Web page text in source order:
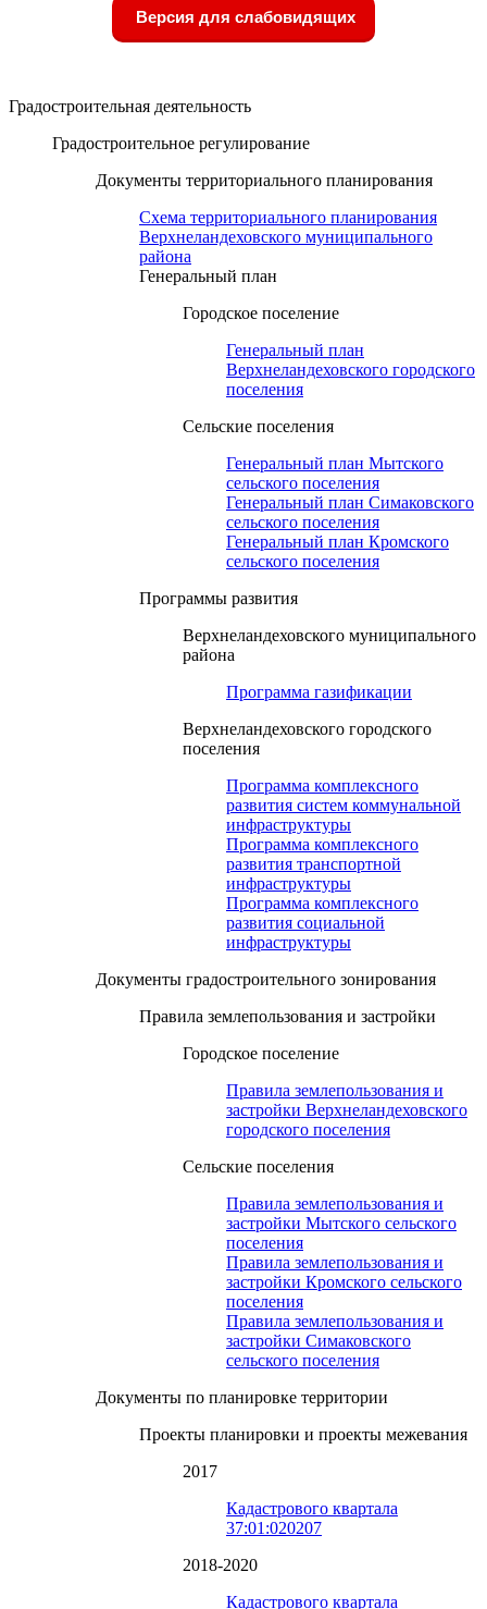
Версия для слабовидящих
Градостроительная деятельность
Градостроительное регулирование
Документы территориального планирования
Схема территориального планирования
Верхнеландеховского муниципального
района
Генеральный план
Городское поселение
Генеральный план
Верхнеландеховского городского
поселения
Сельские поселения
Генеральный план Мытского
сельского поселения
Генеральный план Симаковского
сельского поселения
Генеральный план Кромского
сельского поселения
Программы развития
Верхнеландеховского муниципального
района
Программа газификации
Верхнеландеховского городского
поселения
Программа комплексного
развития систем коммунальной
инфраструктуры
Программа комплексного
развития транспортной
инфраструктуры
Программа комплексного
развития социальной
инфраструктуры
Документы градостроительного зонирования
Правила землепользования и застройки
Городское поселение
Правила землепользования и
застройки Верхнеландеховского
городского поселения
Сельские поселения
Правила землепользования и
застройки Мытского сельского
поселения
Правила землепользования и
застройки Кромского сельского
поселения
Правила землепользования и
застройки Симаковского
сельского поселения
Документы по планировке территории
Проекты планировки и проекты межевания
2017
Кадастрового квартала
37:01:020207
2018-2020
Кадастрового квартала